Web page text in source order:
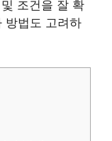
조건을 잘 확
방법도 고려하